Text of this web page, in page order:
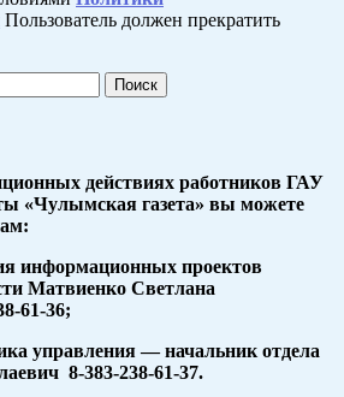
Пользователь должен прекратить
действиях работников ГАУ
«Чулымская газета» вы можете
информационных проектов
Матвиенко Светлана
61-36;
управления — начальник отдела
8-383-238-61-37.